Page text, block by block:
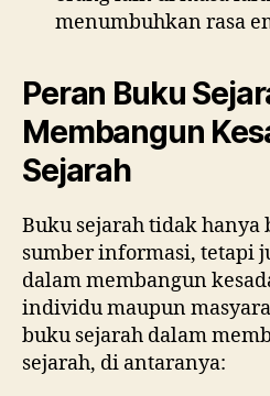
menumbuhkan rasa
Peran Buku
Membangun
Sejarah
Buku sejarah tidak hanya
sumber informasi, tetapi
dalam membangun
individu maupun
buku sejarah dalam
sejarah, di antaranya: